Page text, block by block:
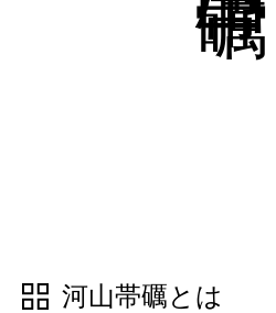
一覧表示
河山帯礪とは
一覧表示